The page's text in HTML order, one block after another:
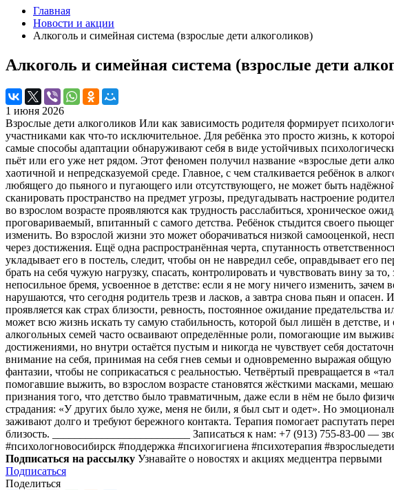
Главная
Новости и акции
Алкоголь и симейная система (взрослые дети алкоголиков)
Алкоголь и симейная система (взрослые дети
1 июня 2026
Взрослые дети алкоголиков Или как зависимость родителя формирует
участниками как что-то исключительное. Для ребёнка это просто жизнь, к
самые способы адаптации обнаруживают себя в виде устойчивых
пьёт или его уже нет рядом. Этот феномен получил название «взрослые дети
хаотичной и непредсказуемой среде. Главное, с чем сталкивается ребёнок в
любящего до пьяного и пугающего или отсутствующего, не может быть
сканировать пространство на предмет угрозы, предугадывать настроение
во взрослом возрасте проявляются как трудность расслабиться, хроническое
проговариваемый, впитанный с самого детства. Ребёнок стыдится своего
изменить. Во взрослой жизни это может оборачиваться низкой самооценкой,
через достижения. Ещё одна распространённая черта, спутанность
укладывает его в постель, следит, чтобы он не навредил себе, оправдывает его
брать на себя чужую нагрузку, спасать, контролировать и чувствовать вину за
непосильное бремя, усвоенное в детстве: если я не могу ничего изменить,
нарушаются, что сегодня родитель трезв и ласков, а завтра снова пьян и
проявляется как страх близости, ревность, постоянное ожидание
может всю жизнь искать ту самую стабильность, которой был лишён в детстве,
алкогольных семей часто осваивают определённые роли, помогающие им
достижениями, но внутри остаётся пустым и никогда не чувствует себя
внимание на себя, принимая на себя гнев семьи и одновременно выражая
фантазии, чтобы не соприкасаться с реальностью. Четвёртый превращается в
помогавшие выжить, во взрослом возрасте становятся жёсткими масками,
признания того, что детство было травматичным, даже если в нём не было
страдания: «У других было хуже, меня не били, я был сыт и одет». Но
заживают долго и требуют бережного контакта. Терапия помогает распутать
близость. _________________________ Записаться к нам: +7 (913) 755-83-00 —
#психологновосибирск #поддержка #психогигиена #психотерапия
Подписаться на рассылку Узнавайте о новостях и акциях медцентра первыми
Подписаться
Поделиться